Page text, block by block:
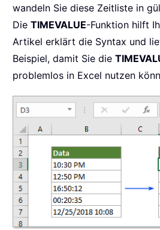
wandeln Sie diese Zeitliste in
Die TIMEVALUE-Funktion hilft
Artikel erklärt die Syntax und
Beispiel, damit Sie die
problemlos in Excel nutzen